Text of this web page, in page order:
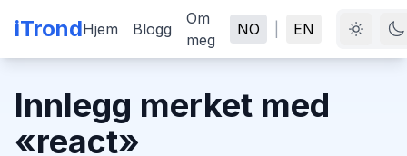
iTrondHjem Blogg
Om
meg
NO EN
Innlegg merket med
«react»